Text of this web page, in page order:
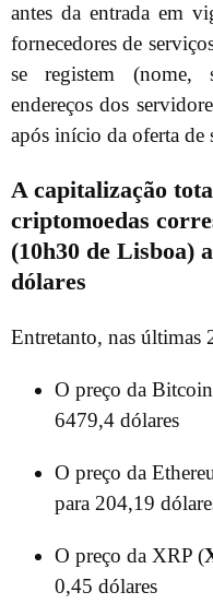
antes da entrada em
fornecedores de
se registem (nome,
endereços dos
após início da oferta de
A capitalização
criptomoedas
(10h30 de Lisboa)
dólares
Entretanto, nas últimas
O preço da
6479,4 dólares
O preço da
para 204,19
O preço da XRP (
0,45 dólares